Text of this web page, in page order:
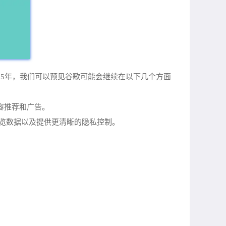
，我们可以预见谷歌可能会继续在以下几个方面
荐和广告。
数据以及提供更清晰的隐私控制。